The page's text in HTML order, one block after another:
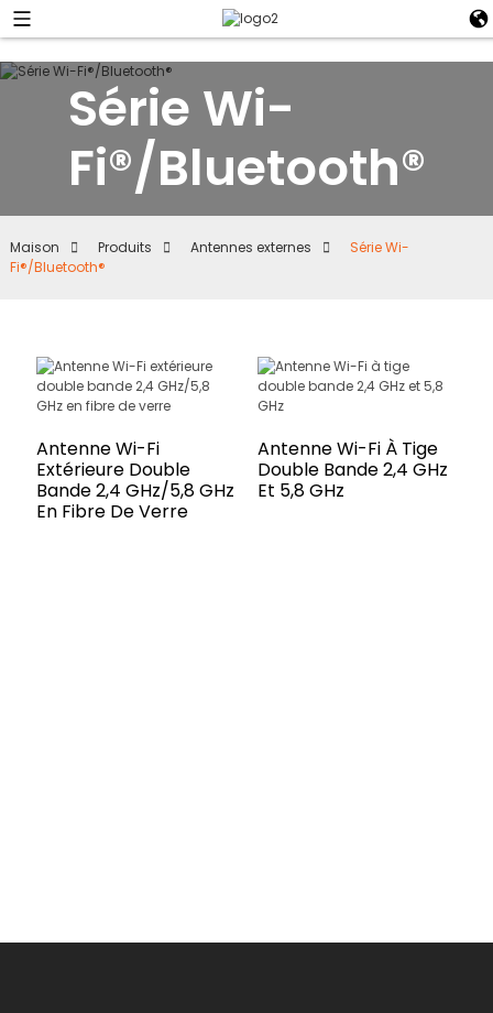
Série Wi-
Fi®/Bluetooth®
Maison Produits Antennes externes
Série Wi-
Fi®/Bluetooth®
Antenne Wi-Fi
Extérieure Double
Bande 2,4 GHz/5,8 GHz
En Fibre De Verre
Antenne Wi-Fi À Tige
Double Bande 2,4 GHz
Et 5,8 GHz